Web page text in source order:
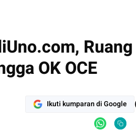
Ruang
OK OCE
Ikuti kumparan di Google